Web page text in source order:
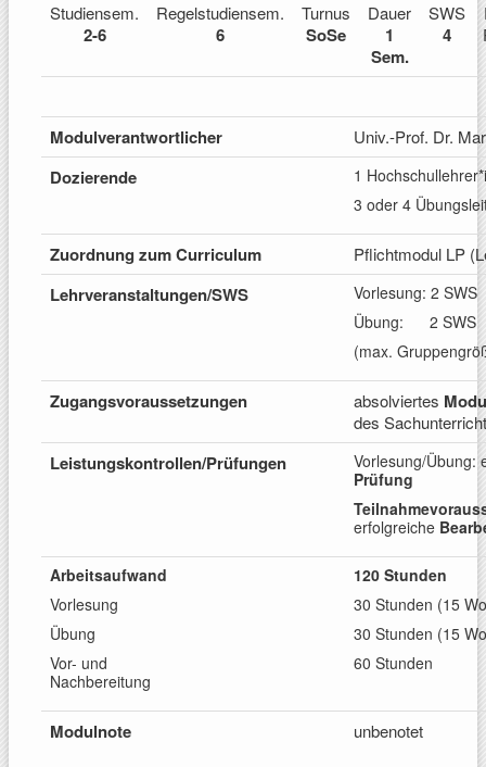
Studiensem.
2-6
Regelstudiensem.
6
Turnus
SoSe
Dauer
1
Sem.
SWS
4
Modulverantwortlicher Univ.-Prof. Dr.
Dozierende
1
3 oder 4
Zuordnung zumCurriculum Pflichtmodul LP
Lehrveranstaltungen/SWS
Vorlesung: 2 SWS
Übung: 2 SWS
(max.
Zugangsvoraussetzungen absolviertes
des
Leistungskontrollen/Prüfungen
Vorlesung/Übung:
Prüfung
Te
erfolgreiche
Arbeitsaufwand
Vorlesung
Übung
Vor- und
Nachbereitung
120 Stunden
30 Stunden (15
30 Stunden (15
60 Stunden
Modulnote unbenotet